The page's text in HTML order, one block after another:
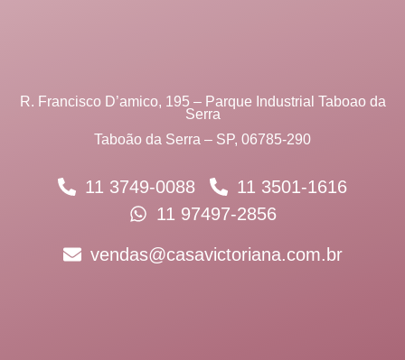
R. Francisco D’amico, 195 – Parque Industrial Taboao da
Serra
Taboão da Serra – SP, 06785-290
11 3749-0088
11 3501-1616
11 97497-2856
vendas@casavictoriana.com.br